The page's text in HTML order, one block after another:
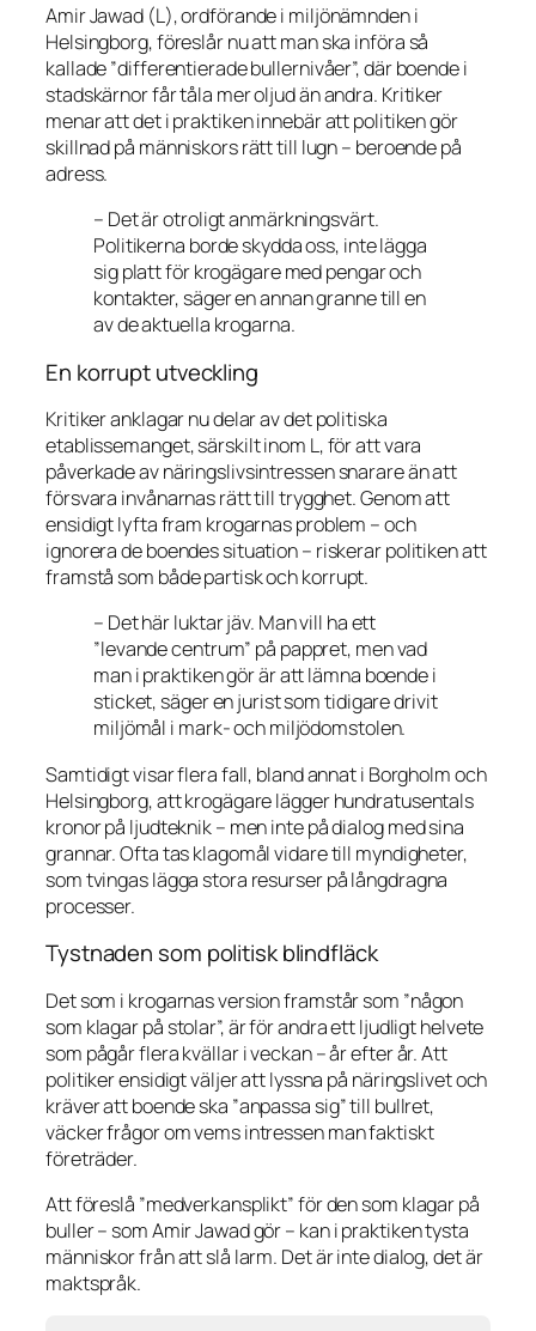
Amir Jawad (L), ordförande i miljönämnden i
Helsingborg, föreslår nu att man ska införa så
kallade ”differentierade bullernivåer”, där boende i
stadskärnor får tåla mer oljud än andra. Kritiker
menar att det i praktiken innebär att politiken gör
skillnad på människors rätt till lugn – beroende på
adress.
– Det är otroligt anmärkningsvärt.
Politikerna borde skydda oss, inte lägga
sig platt för krogägare med pengar och
kontakter, säger en annan granne till en
av de aktuella krogarna.
En korrupt utveckling
Kritiker anklagar nu delar av det politiska
etablissemanget, särskilt inom L, för att vara
påverkade av näringslivsintressen snarare än att
försvara invånarnas rätt till trygghet. Genom att
ensidigt lyfta fram krogarnas problem – och
ignorera de boendes situation – riskerar politiken att
framstå som både partisk och korrupt.
– Det här luktar jäv. Man vill ha ett
”levande centrum” på pappret, men vad
man i praktiken gör är att lämna boende i
sticket, säger en jurist som tidigare drivit
miljömål i mark- och miljödomstolen.
Samtidigt visar flera fall, bland annat i Borgholm och
Helsingborg, att krogägare lägger hundratusentals
kronor på ljudteknik – men inte på dialog med sina
grannar. Ofta tas klagomål vidare till myndigheter,
som tvingas lägga stora resurser på långdragna
processer.
Tystnaden som politisk blindfläck
Det som i krogarnas version framstår som ”någon
som klagar på stolar”, är för andra ett ljudligt helvete
som pågår flera kvällar i veckan – år efter år. Att
politiker ensidigt väljer att lyssna på näringslivet och
kräver att boende ska ”anpassa sig” till bullret,
väcker frågor om vems intressen man faktiskt
företräder.
Att föreslå ”medverkansplikt” för den som klagar på
buller – som Amir Jawad gör – kan i praktiken tysta
människor från att slå larm. Det är inte dialog, det är
maktspråk.